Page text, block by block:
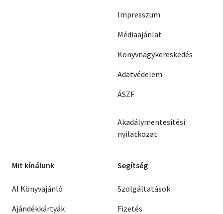
Impresszum
Médiaajánlat
Könyvnagykereskedés
Adatvédelem
ÁSZF
Akadálymentesítési
nyilatkozat
Mit kínálunk
AI Könyvajánló
Ajándékkártyák
Segítség
Szolgáltatások
Fizetés